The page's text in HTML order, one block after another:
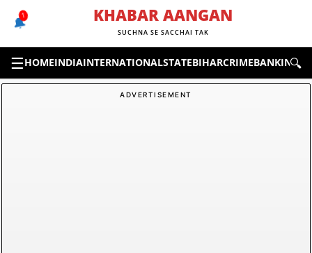
Skip
🔔
1 KHABAR AANGAN
SUCHNA SE SACCHAI TAK
☰HOMEINDIAINTERNATIONALSTATEBIHARCRIMEBANKING &
🔍
ADVERTISEMENT